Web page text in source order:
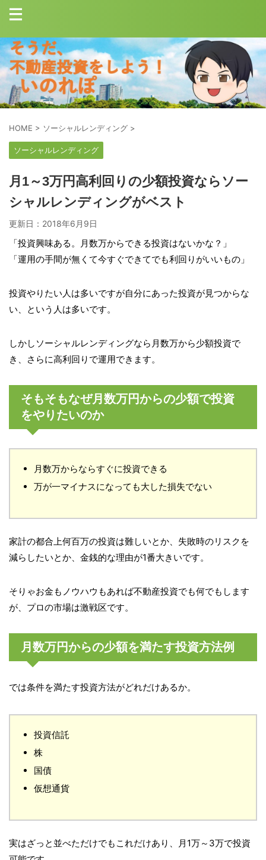
HOME > ソーシャルレンディング >
ソーシャルレンディング
月1～3万円高利回りの少額投資ならソー
シャルレンディングがベスト
更新日： 2018年6月9日
「投資興味ある。月数万からできる投資はないかな？」
「運用の手間が無くて今すぐできてでも利回りがいいもの」
投資やりたい人は多いですが自分にあった投資が見つからな
い、という人は多いです。
しかしソーシャルレンディングなら月数万から少額投資で
き、さらに高利回りで運用できます。
そもそもなぜ月数万円からの少額で投資
をやりたいのか
月数万からならすぐに投資できる
万が一マイナスになっても大した損失でない
家計の都合上何百万の投資は難しいとか、失敗時のリスクを
減らしたいとか、金銭的な理由が1番大きいです。
そりゃお金もノウハウもあれば不動産投資でも何でもします
が、プロの市場は激戦区です。
月数万円からの少額を満たす投資方法例
では条件を満たす投資方法がどれだけあるか。
投資信託
株
国債
仮想通貨
実はざっと並べただけでもこれだけあり、月1万～3万で投資